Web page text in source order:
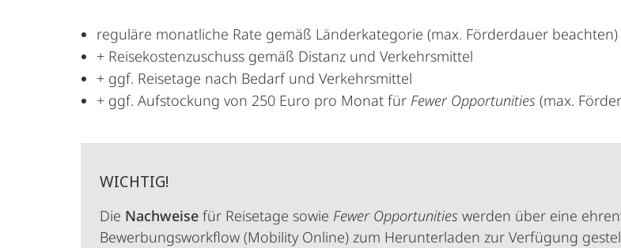
reguläre monatliche Rate gemäß Länderkategorie (max. Förderdauer beachten)
+ Reisekostenzuschuss gemäß Distanz und Verkehrsmittel
+ ggf. Reisetage nach Bedarf und Verkehrsmittel
+ ggf. Aufstockung von 250 Euro pro Monat für Fewer Opportunities (max.
WICHTIG!
Die Nachweise für Reisetage sowie Fewer Opportunities werden über eine
Bewerbungsworkflow (Mobility Online) zum Herunterladen zur Verfügung